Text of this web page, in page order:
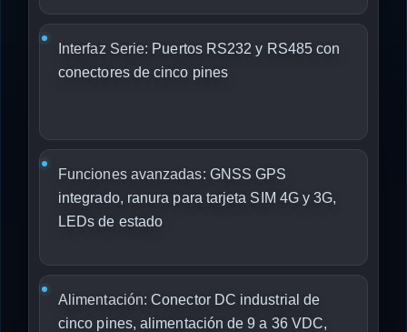
Interfaz Serie: Puertos RS232 y RS485 con
conectores de cinco pines
Funciones avanzadas: GNSS GPS
integrado, ranura para tarjeta SIM 4G y 3G,
LEDs de estado
Alimentación: Conector DC industrial de
cinco pines, alimentación de 9 a 36 VDC,